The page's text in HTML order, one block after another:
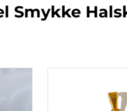
Smykke